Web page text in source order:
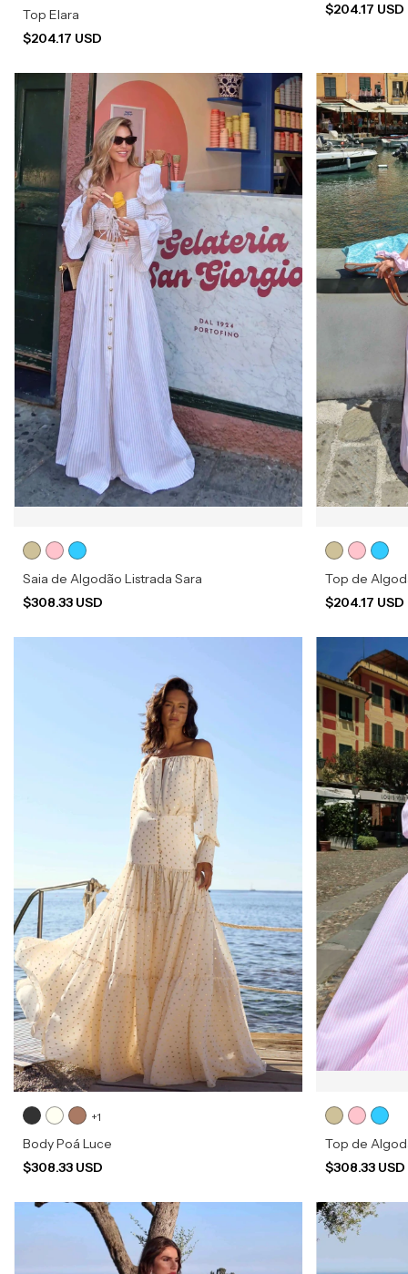
Top Elara
$204.17 USD
$204.17 USD
Saia de Algodão Listrada Sara
$308.33 USD
Top de
$204.17 USD
+1
Body Poá Luce
$308.33 USD
Top de
$308.33 USD